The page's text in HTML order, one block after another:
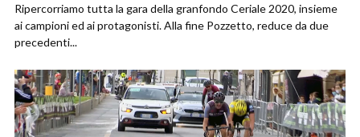
Ripercorriamo tutta la gara della granfondo Ceriale 2020, insieme
ai campioni ed ai protagonisti. Alla fine Pozzetto, reduce da due
precedenti...